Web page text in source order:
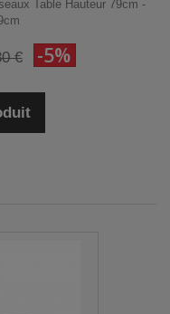
Table Hauteur 79cm -
€ -5%